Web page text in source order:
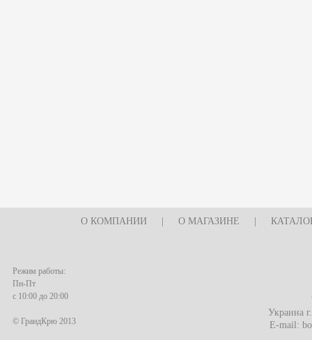
О КОМПАНИИ О МАГАЗИНЕ
Режим работы:
Пн-Пт
с 10:00 до 20:00
© ГрандКрю 2013
Украина
E-mail: